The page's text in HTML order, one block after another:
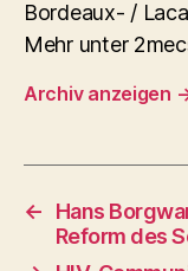
Bordeaux- /
Mehr unter
Archiv anzeigen
←
Hans
Reform des